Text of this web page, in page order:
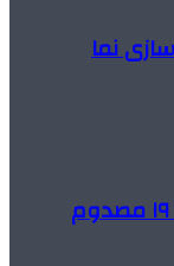
نما